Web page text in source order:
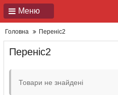
Меню
Головна Переніс2
Переніс2
Товари не знайдені